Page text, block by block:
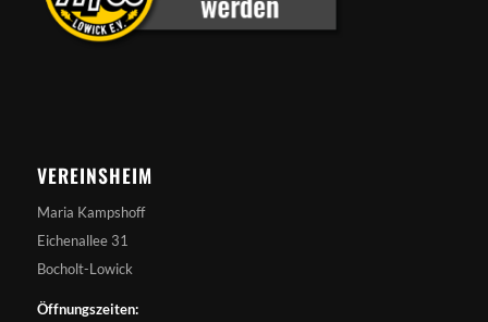
VEREINSHEIM
Maria Kampshoff
Eichenallee 31
Bocholt-Lowick
Öffnungszeiten: